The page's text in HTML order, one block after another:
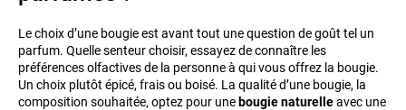
Le choix d’une bougie est avant tout une question de goût tel un
parfum. Quelle senteur choisir, essayez de connaître les
préférences olfactives de la personne à qui vous offrez la bougie.
Un choix plutôt épicé, frais ou boisé. La qualité d’une bougie, la
composition souhaitée, optez pour une bougie naturelleavec une